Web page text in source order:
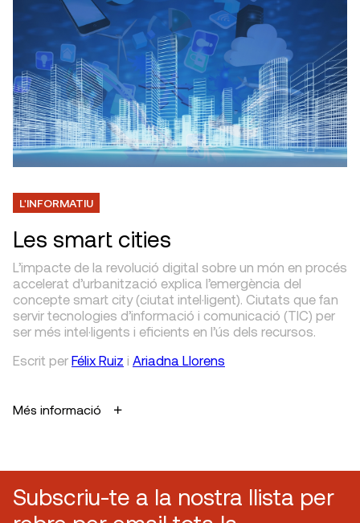
L'INFORMATIU
Les smart cities
L’impacte de la revolució digital sobre un món en procés
accelerat d’urbanització explica l’emergència del
concepte smart city (ciutat intel·ligent). Ciutats que fan
servir tecnologies d’informació i comunicació (TIC) per
ser més intel·ligents i eficients en l’ús dels recursos.
Escrit per Félix Ruiz i Ariadna Llorens
Més informació
Subscriu-te a la nostra llista per